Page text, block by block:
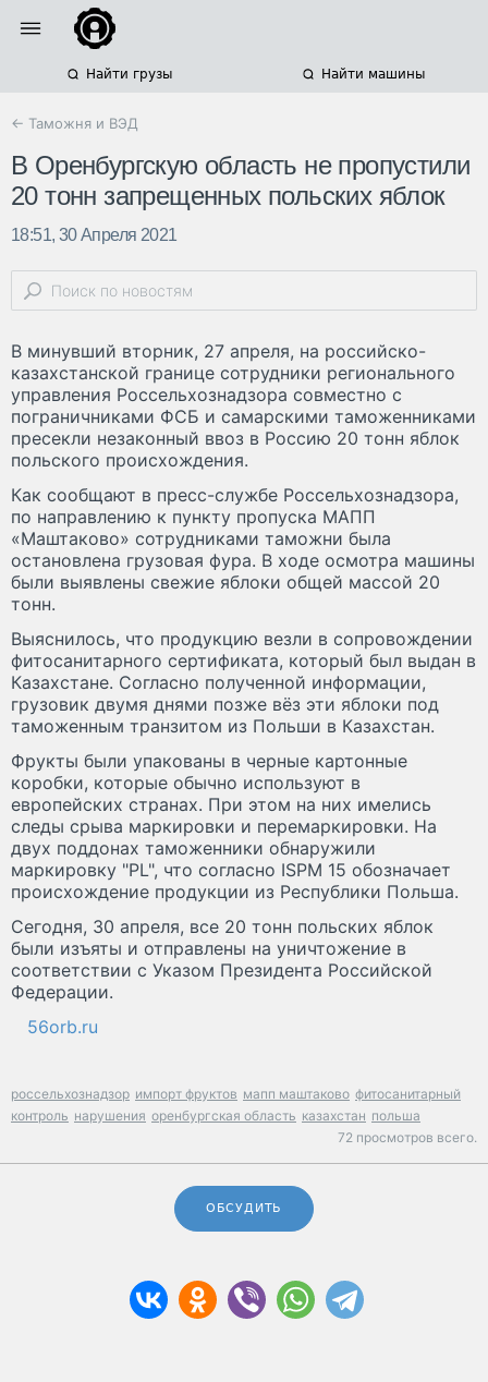
Найти грузы Найти машины
← Таможня и ВЭД
В Оренбургскую область не пропустили
20 тонн запрещенных польских яблок
18:51, 30 Апреля 2021
В минувший вторник, 27 апреля, на российско-
казахстанской границе сотрудники регионального
управления Россельхознадзора совместно с
пограничниками ФСБ и самарскими таможенниками
пресекли незаконный ввоз в Россию 20 тонн яблок
польского происхождения.
Как сообщают в пресс-службе Россельхознадзора,
по направлению к пункту пропуска МАПП
«Маштаково» сотрудниками таможни была
остановлена грузовая фура. В ходе осмотра машины
были выявлены свежие яблоки общей массой 20
тонн.
Выяснилось, что продукцию везли в сопровождении
фитосанитарного сертификата, который был выдан в
Казахстане. Согласно полученной информации,
грузовик двумя днями позже вёз эти яблоки под
таможенным транзитом из Польши в Казахстан.
Фрукты были упакованы в черные картонные
коробки, которые обычно используют в
европейских странах. При этом на них имелись
следы срыва маркировки и перемаркировки. На
двух поддонах таможенники обнаружили
маркировку "PL", что согласно ISPM 15 обозначает
происхождение продукции из Республики Польша.
Сегодня, 30 апреля, все 20 тонн польских яблок
были изъяты и отправлены на уничтожение в
соответствии с Указом Президента Российской
Федерации.
56orb.ru
россельхознадзор импорт фруктов мапп маштаково фитосанитарный
контроль нарушения оренбургская область казахстан польша
72 просмотров всего.
ОБСУДИТЬ